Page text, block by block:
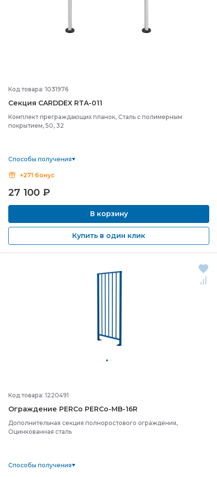
Код товара: 1031976
Секция CARDDEX RTA-011
Комплект преграждающих планок, Сталь с полимерным
покрытием, 50, 32
Способы получения
+271 бонус
27 100 ₽
В корзину
Купить в один клик
Код товара: 1220491
Ограждение PERCo PERCo-MB-16R
Дополнительная секция полноростового ограждения,
Оцинкованная сталь
Способы получения